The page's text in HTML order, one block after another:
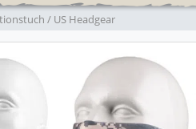
/ US Headgear